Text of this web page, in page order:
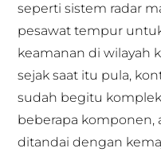
seperti sistem radar
pesawat tempur
keamanan di wilayah
sejak saat itu pula,
sudah begitu
beberapa komponen,
ditandai dengan